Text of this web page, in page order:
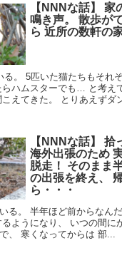
【NNNな話】 家
鳴き声。 散歩が
ら 近所の数軒の
る。 5匹いた猫たちもそれ
ハムスターでも… と考え
えてきた。 とりあえずダ
【NNNな話】 拾
海外出張のため
脱走！ そのまま
の出張を終え、
ら・・・
る。 半年ほど前からなん
ようになり、 いつの間に
、 寒くなってからは 部...